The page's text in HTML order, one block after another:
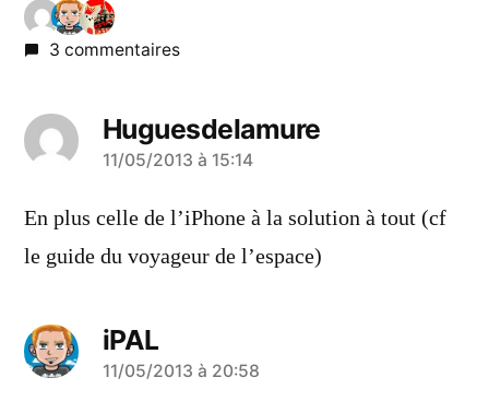
3 commentaires
Huguesdelamure
a
dit :
11/05/2013 à 15:14
En plus celle de l’iPhone à la solution à tout (cf
le guide du voyageur de l’espace)
iPAL
a
11/05/2013 à 20:58